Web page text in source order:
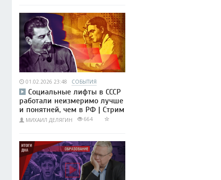
01.02.2026 23:48 СОБЫТИЯ
Социальные лифты в СССР
работали неизмеримо лучше
и понятней, чем в РФ | Стрим
МИХАИЛ ДЕЛЯГИН 664